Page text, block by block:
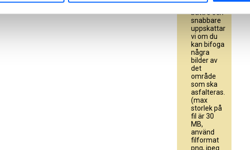
förfrågan
bättre och
snabbare
uppskattar
vi om du
kan bifoga
några
bilder av
det
område
som ska
asfalteras.
(max
storlek på
fil är 30
MB,
använd
filformat
png, jpeg